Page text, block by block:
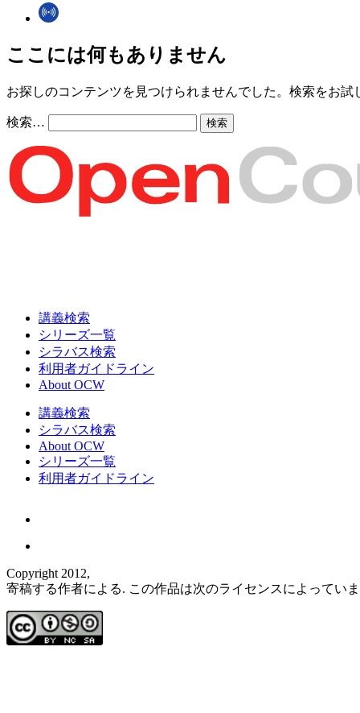
ここには何もありません
お探しのコンテンツを見つけられませんでした。検索をお試
検索…
講義検索
シリーズ一覧
シラバス検索
利用者ガイドライン
About OCW
講義検索
シラバス検索
About OCW
シリーズ一覧
利用者ガイドライン
Copyright 2012,
寄稿する作者による. この作品は次のライセンスによってい